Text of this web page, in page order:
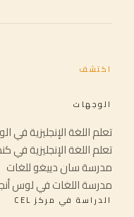
اكتشف
الوجهات
تعلم اللغة الإنجليزية في
تعلم اللغة الإنجليزية في
مدرسة سان دييغو للغات
مدرسة اللغات في لوس
الدراسة في مركز CEL